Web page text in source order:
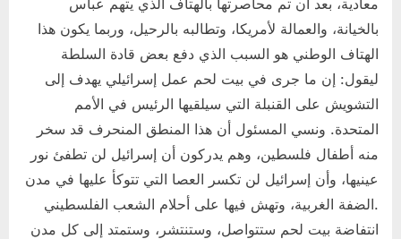
بالخيانة، والعمالة لأمريكا، وتطالبه بالرحيل، وربما يكون هذا
الهتاف الوطني هو السبب الذي دفع بعض قادة السلطة
ليقول: إن ما جرى في بيت لحم عمل إسرائيلي يهدف إلى
التشويش على القنبلة التي سيلقيها الرئيس في الأمم
المتحدة. ونسي المسئول أن هذا المنطق المنحرف قد سخر
منه أطفال فلسطين، وهم يدركون أن إسرائيل لن تطفئ نور
عينيها، وأن إسرائيل لن تكسر العصا التي تتوكأ عليها في مدن
الضفة الغربية، وتهش فيها على أحلام الشعب الفلسطيني.
انتفاضة بيت لحم ستتواصل، وستنتشر، وستمتد إلى كل مدن